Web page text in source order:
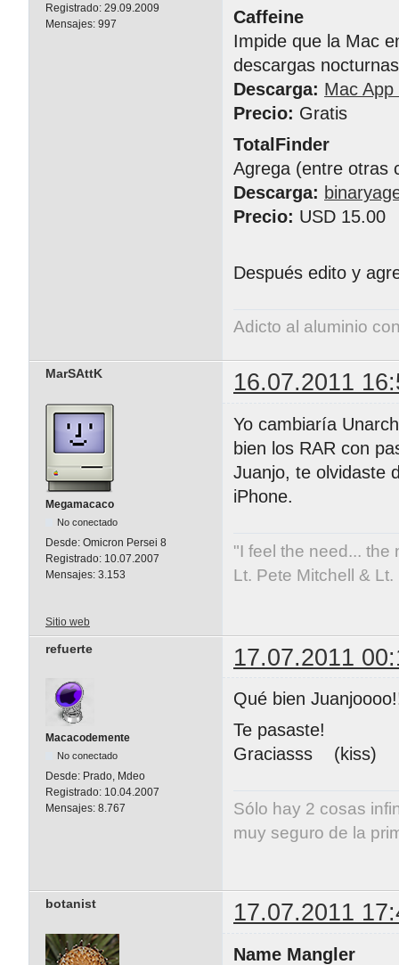
Registrado: 29.09.2009
Mensajes: 997
Caffeine
Impide que la Mac
descargas
Descarga: Mac App
Precio: Gratis
TotalFinder
Agrega (entre otras
Descarga:
Precio: USD 15.00
Después edito y
Adicto al aluminio
MarSAttK 16.07.2011
Megamacaco
No conectado
Desde: Omicron Persei 8
Registrado: 10.07.2007
Mensajes: 3.153
Yo cambiaría
bien los RAR con
Juanjo, te olvidaste
iPhone.
"I feel the need... the
Lt. Pete Mitchell &
Sitio web
refuerte 17.07.2011
Macacodemente
No conectado
Desde: Prado, Mdeo
Registrado: 10.04.2007
Mensajes: 8.767
Qué bien
Te pasaste!
Graciasss (kiss)
Sólo hay 2 cosas
muy seguro de la
botanist 17.07.2011
Name Mangler